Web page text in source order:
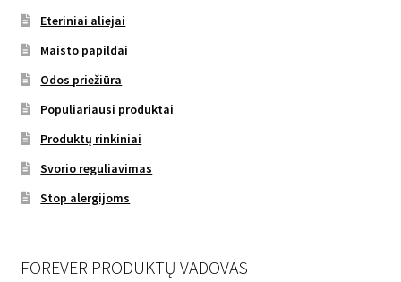
Eteriniai aliejai
Maisto papildai
Odos priežiūra
Populiariausi produktai
Produktų rinkiniai
Svorio reguliavimas
Stop alergijoms
FOREVER PRODUKTŲ VADOVAS